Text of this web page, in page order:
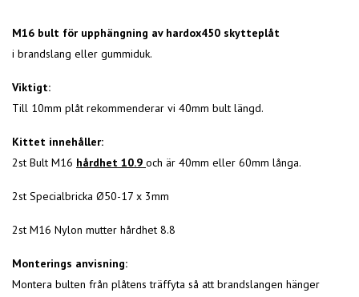
M16 bult för upphängning av hardox450 skytteplåt
i brandslang eller gummiduk.
Viktigt:
Till 10mm plåt rekommenderar vi 40mm bult längd.
Kittet innehåller:
2st Bult M16 hårdhet 10.9 och är 40mm eller 60mm långa.
2st Specialbricka Ø50-17 x 3mm
2st M16 Nylon mutter hårdhet 8.8
Monterings anvisning:
Montera bulten från plåtens träffyta så att brandslangen hänger